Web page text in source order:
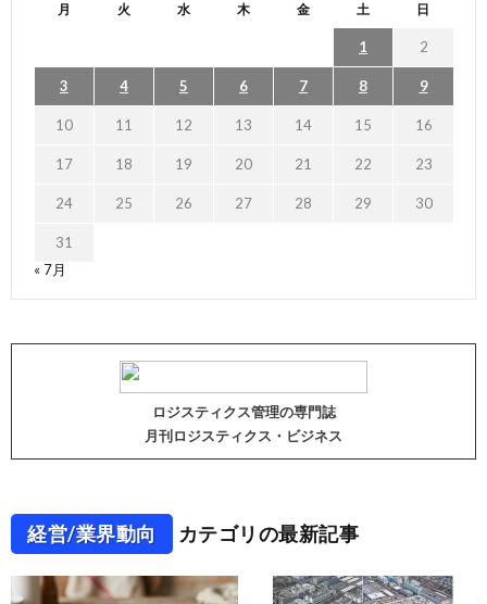
月 火 水 木 金 土 日
1 2
3 4 5 6 7 8 9
10 11 12 13 14 15 16
17 18 19 20 21 22 23
24 25 26 27 28 29 30
31
« 7月
ロジスティクス管理の専門誌
月刊ロジスティクス・ビジネス
経営/業界動向 カテゴリの最新記事